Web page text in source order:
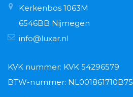
Kerkenbos 1063M
6546BB Nijmegen
info@luxar.nl
KVK nummer: KVK 54296579
BTW-nummer: NL001861710B75